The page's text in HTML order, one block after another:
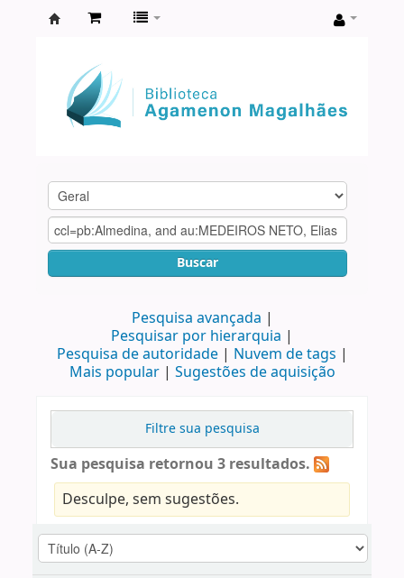
Agamenon
Magalhães
Buscar
Pesquisa avançada
Pesquisar por hierarquia
Pesquisa de autoridade
Nuvem de tags
Mais popular
Sugestões de aquisição
Filtre sua pesquisa
Sua pesquisa retornou 3 resultados.
Desculpe, sem sugestões.